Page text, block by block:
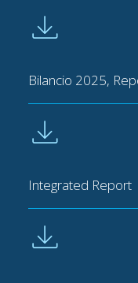
Bilancio 2025,
Integrated Report